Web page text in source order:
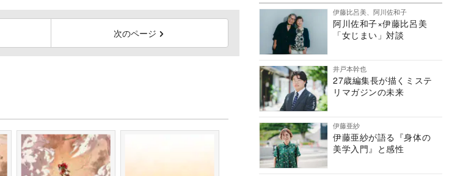
次のページ
伊藤比呂美、阿川佐和子
阿川佐和子×伊藤比呂美
「女じまい」対談
井戸本幹也
27歳編集長が描くミステ
リマガジンの未来
伊藤亜紗
伊藤亜紗が語る『身体の
美学入門』と感性